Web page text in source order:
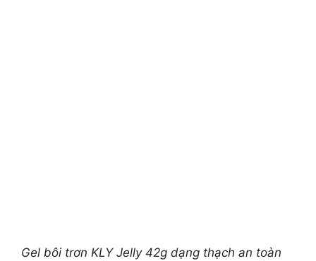
Gel bôi trơn KLY Jelly 42g dạng thạch an toàn